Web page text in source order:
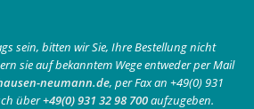
sein, bitten wir Sie, Ihre Bestellung nicht
sie auf bekanntem Wege entweder per Mail
neumann.de, per Fax an +49(0) 931
über+49(0) 931 32 98 700aufzugeben.